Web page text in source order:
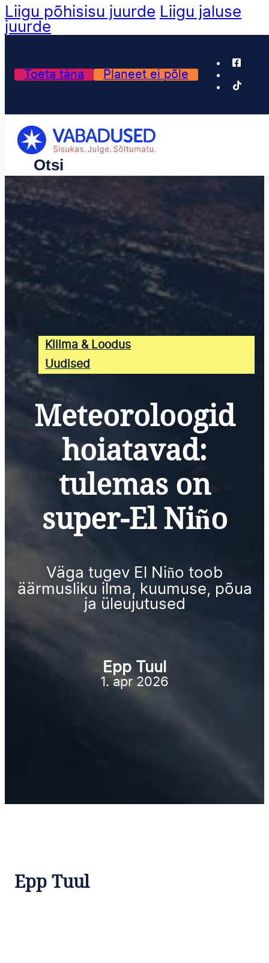
Liigu põhisisu juurde Liigu jaluse
juurde
Toeta täna Planeet ei põle
Kliima & Loodus
Uudised
Meteoroloogid
hoiatavad:
tulemas on
super-El Niño
Väga tugev El Niño toob
äärmusliku ilma, kuumuse, põua
ja üleujutused
Epp Tuul
1. apr 2026
Epp Tuul